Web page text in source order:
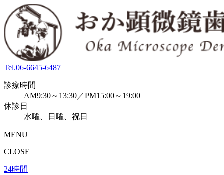
Tel.06-6645-6487
診療時間
AM9:30～13:30／PM15:00～19:00
休診日
水曜、日曜、祝日
MENU
CLOSE
24時間